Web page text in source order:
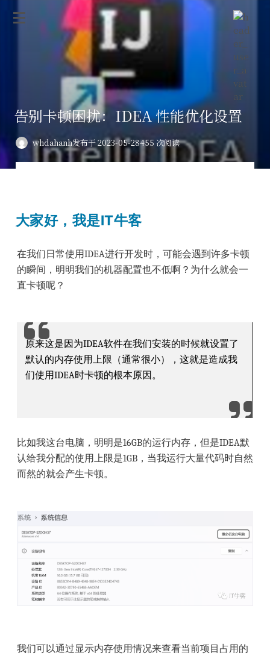
告别卡顿困扰：IDEA 性能优化设置
whdahanh发布于 2023-05-28455 次阅读
大家好，我是IT牛客
在我们日常使用IDEA进行开发时，可能会遇到许多卡顿
的瞬间，明明我们的机器配置也不低啊？为什么就会一
直卡顿呢？
原来这是因为IDEA软件在我们安装的时候就设置了
默认的内存使用上限（通常很小），这就是造成我
们使用IDEA时卡顿的根本原因。
比如我这台电脑，明明是16GB的运行内存，但是IDEA默
认给我分配的使用上限是1GB，当我运行大量代码时自然
而然的就会产生卡顿。
我们可以通过显示内存使用情况来查看当前项目占用的